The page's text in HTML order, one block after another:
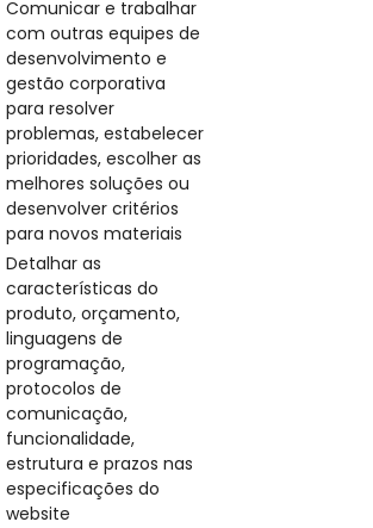
Comunicar e trabalhar
com outras equipes de
desenvolvimento e
gestão corporativa
para resolver
problemas, estabelecer
prioridades, escolher as
melhores soluções ou
desenvolver critérios
para novos materiais
Detalhar as
características do
produto, orçamento,
linguagens de
programação,
protocolos de
comunicação,
funcionalidade,
estrutura e prazos nas
especificações do
website